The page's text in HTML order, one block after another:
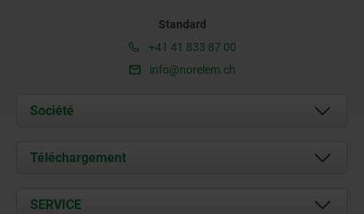
Standard
+41 41 833 87 00
info@norelem.ch
Société
À propos de nous
Contact
Téléchargement
Documents
SERVICE